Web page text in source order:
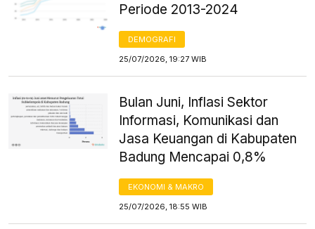
Periode 2013-2024
DEMOGRAFI
25/07/2026, 19:27 WIB
Bulan Juni, Inflasi Sektor
Informasi, Komunikasi dan
Jasa Keuangan di Kabupaten
Badung Mencapai 0,8%
EKONOMI & MAKRO
25/07/2026, 18:55 WIB